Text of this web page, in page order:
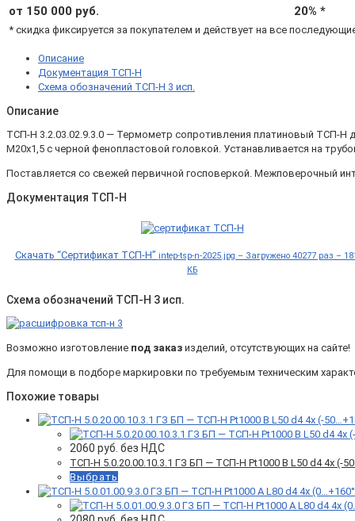
0...+160°С,
штуцер
М20х1,5
от 150 000 руб.
20% *
* скидка фиксируется за покупателем и действует на все
Описание
Документация ТСП-Н
Схема обозначений ТСП-Н 3 исп.
Описание
ТСП-Н 3.2.03.02.9.3.0 — Термометр сопротивления платиновый ТСП-Н
М20х1,5 с черной фенопластовой головкой. Устанавливается на
Поставляется со свежей первичной госповеркой. Межповерочный
Документация ТСП-Н
Скачать “Сертификат ТСП-Н” intep-tsp-n-2025.jpg – Загружено 40277 раз –
КБ
Схема обозначений ТСП-Н 3 исп.
Возможно изготовление под заказ изделий, отсутствующих на сайте!
Для помощи в подборе маркировки по требуемым техническим
Похожие товары
2060 руб. без НДС
ТСП-Н 5.0.20.00.10.3.1 ГЗ БП — ТСП-Н Pt1000 B L50 d4 4x (-
Выбрать